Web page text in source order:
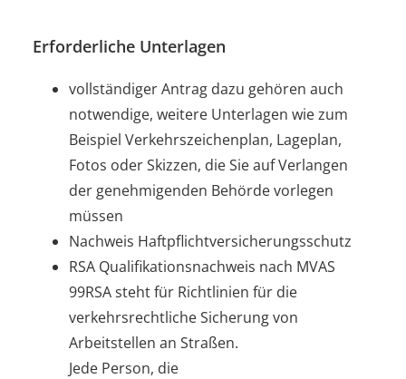
Erforderliche Unterlagen
vollständiger Antrag dazu gehören auch
notwendige, weitere Unterlagen wie zum
Beispiel Verkehrszeichenplan, Lageplan,
Fotos oder Skizzen, die Sie auf Verlangen
der genehmigenden Behörde vorlegen
müssen
Nachweis Haftpflichtversicherungsschutz
RSA Qualifikationsnachweis nach MVAS
99RSA steht für Richtlinien für die
verkehrsrechtliche Sicherung von
Arbeitstellen an Straßen.
Jede Person, die